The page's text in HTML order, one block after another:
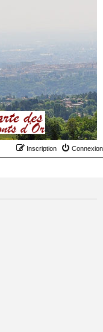
Connexion
Inscription